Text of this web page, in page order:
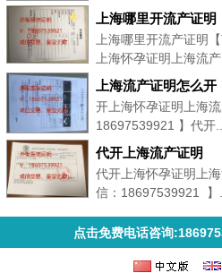
上海哪里开流产证明
上海哪里开流产证明
上海怀孕证明上海流产
上海流产证明怎么开
开上海怀孕证明上海
18697539921 】代开...
代开上海流产证明
代开上海怀孕证明上
信：18697539921 】
点击免费电话咨询